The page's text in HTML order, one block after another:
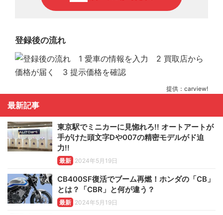
登録後の流れ
提供：carview!
最新記事
東京駅でミニカーに見惚れろ!! オートアートが
手がけた頭文字Dや007の精密モデルがド迫
力!!
最新 2024年5月19日
CB400SF復活でブーム再燃！ホンダの「CB」
とは？「CBR」と何が違う？
最新 2024年5月19日